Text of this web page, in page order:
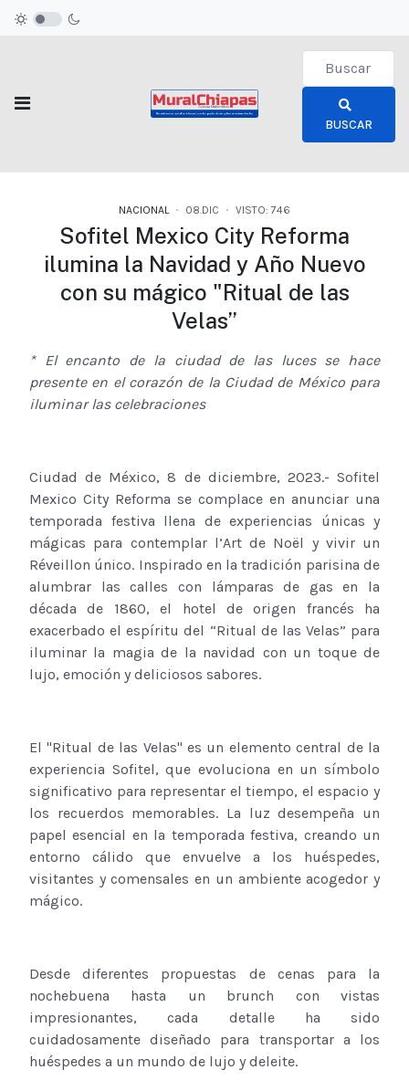
Type 2 or
BUSCAR
NACIONAL 08.DIC VISTO: 746
Sofitel Mexico City Reforma
ilumina la Navidad y Año Nuevo
con su mágico "Ritual de las
Velas”
* El encanto de la ciudad de las luces se hace
presente en el corazón de la Ciudad de México para
iluminar las celebraciones
Ciudad de México, 8 de diciembre, 2023.- Sofitel
Mexico City Reforma se complace en anunciar una
temporada festiva llena de experiencias únicas y
mágicas para contemplar l’Art de Noël y vivir un
Réveillon único. Inspirado en la tradición parisina de
alumbrar las calles con lámparas de gas en la
década de 1860, el hotel de origen francés ha
exacerbado el espíritu del “Ritual de las Velas” para
iluminar la magia de la navidad con un toque de
lujo, emoción y deliciosos sabores.
El "Ritual de las Velas" es un elemento central de la
experiencia Sofitel, que evoluciona en un símbolo
significativo para representar el tiempo, el espacio y
los recuerdos memorables. La luz desempeña un
papel esencial en la temporada festiva, creando un
entorno cálido que envuelve a los huéspedes,
visitantes y comensales en un ambiente acogedor y
mágico.
Desde diferentes propuestas de cenas para la
nochebuena hasta un brunch con vistas
impresionantes, cada detalle ha sido
cuidadosamente diseñado para transportar a los
huéspedes a un mundo de lujo y deleite.